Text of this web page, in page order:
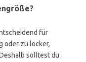
für
oder zu locker,
solltest du